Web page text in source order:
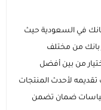
في السعودية حيث
من مختلف
من بين أفضل
تقديمه لأحدث المنتجات
ضمان تضمن